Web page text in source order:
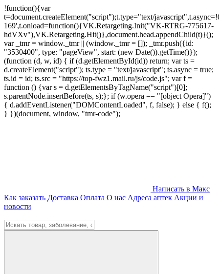
!function(){var
t=document.createElement("script");t.type="text/
169',t.onload=function(){VK.Retargeting.Init("VK-RTRG-775617-
hdVXv"),VK.Retargeting.Hit()},document.head.appendChild(t)}();
var _tmr = window._tmr || (window._tmr = []); _tmr.push({id:
"3530400", type: "pageView", start: (new Date()).getTime()});
(function (d, w, id) { if (d.getElementById(id)) return; var ts =
d.createElement("script"); ts.type = "text/javascript"; ts.async = true;
ts.id = id; ts.src = "https://top-fwz1.mail.ru/js/code.js"; var f =
function () {var s = d.getElementsByTagName("script")[0];
s.parentNode.insertBefore(ts, s);}; if (w.opera == "[object Opera]")
{ d.addEventListener("DOMContentLoaded", f, false); } else { f();
} })(document, window, "tmr-code");
Написать в Макс
Как заказать Доставка Оплата О нас Адреса аптек Акции и
новости